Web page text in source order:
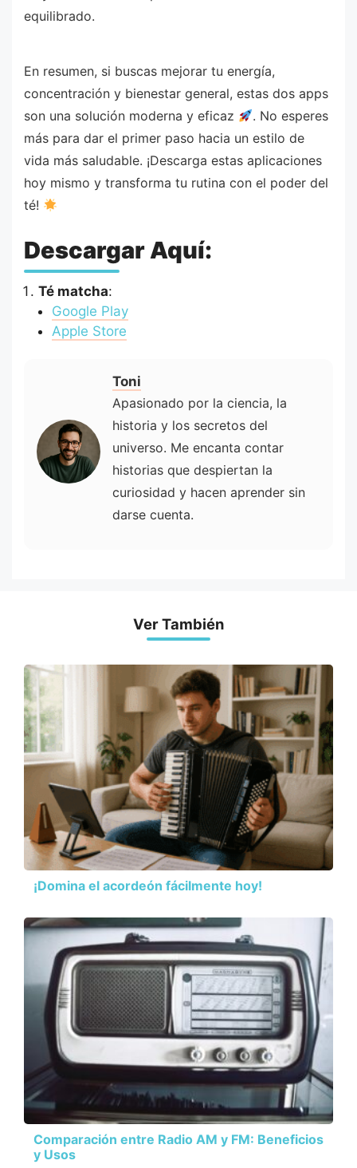
equilibrado.
En resumen, si buscas mejorar tu energía,
concentración y bienestar general, estas dos apps
son una solución moderna y eficaz
. No esperes
más para dar el primer paso hacia un estilo de
vida más saludable. ¡Descarga estas aplicaciones
hoy mismo y transforma tu rutina con el poder del
té!
Descargar Aquí:
Té matcha:
Google Play
Apple Store
Toni
Apasionado por la ciencia, la
historia y los secretos del
universo. Me encanta contar
historias que despiertan la
curiosidad y hacen aprender sin
darse cuenta.
Ver También
¡Domina el acordeón fácilmente hoy!
Comparación entre Radio AM y FM: Beneficios
y Usos